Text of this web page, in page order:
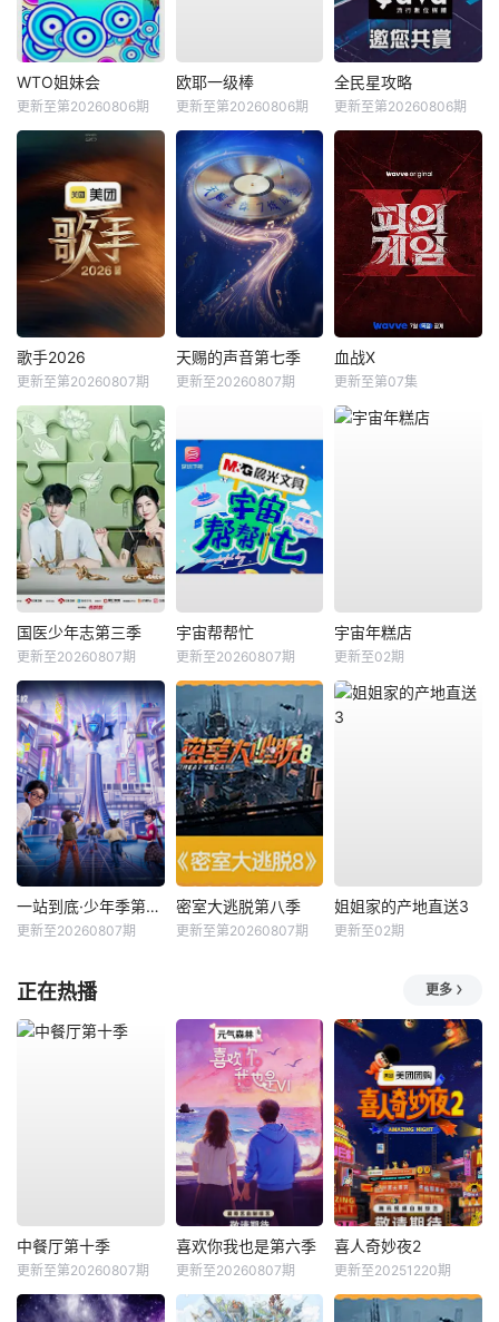
WTO姐妹会
更新至第20260806期
欧耶一级棒
更新至第20260806期
全民星攻略
更新至第20260806期
歌手2026
更新至第20260807期
天赐的声音第七季
更新至20260807期
血战X
更新至第07集
国医少年志第三季
更新至20260807期
宇宙帮帮忙
更新至20260807期
宇宙年糕店
更新至02期
一站到底·少年季第2季
更新至20260807期
密室大逃脱第八季
更新至第20260807期
姐姐家的产地直送3
更新至02期
正在热播 更多
中餐厅第十季
更新至第20260807期
喜欢你我也是第六季
更新至20260807期
喜人奇妙夜2
更新至20251220期